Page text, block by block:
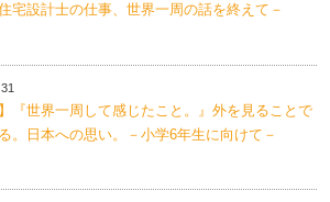
宅設計士の仕事、世界一周の話を終えて－
】『世界一周して感じたこと。』外を見ることで
。日本への思い。－小学6年生に向けて－